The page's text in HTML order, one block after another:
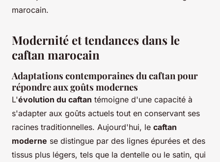
marocain.
Modernité et tendances dans le
caftan marocain
Adaptations contemporaines du caftan pour
répondre aux goûts modernes
L'évolution du caftan témoigne d'une capacité à
s'adapter aux goûts actuels tout en conservant ses
racines traditionnelles. Aujourd'hui, le caftan
moderne se distingue par des lignes épurées et des
tissus plus légers, tels que la dentelle ou le satin, qui